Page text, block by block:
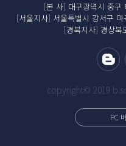
[본 사] 대구광역시 중구
[서울지사] 서울특별시 강서구
[경북지사] 경상북
copyright© 2019
PC